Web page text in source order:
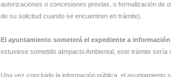
autorizaciones o concesiones previas, o formalización de
de su solicitud cuando se encuentren en trámite).
El ayuntamiento someterá el expediente a
estuviese sometido aImpacto Ambiental, este trámite
Una vez concluido la información pública, el